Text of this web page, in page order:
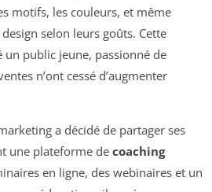
motifs, les couleurs, et même
selon leurs goûts. Cette
public jeune, passionné de
n’ont cessé d’augmenter
a décidé de partager ses
une plateforme de coaching
en ligne, des webinaires et un